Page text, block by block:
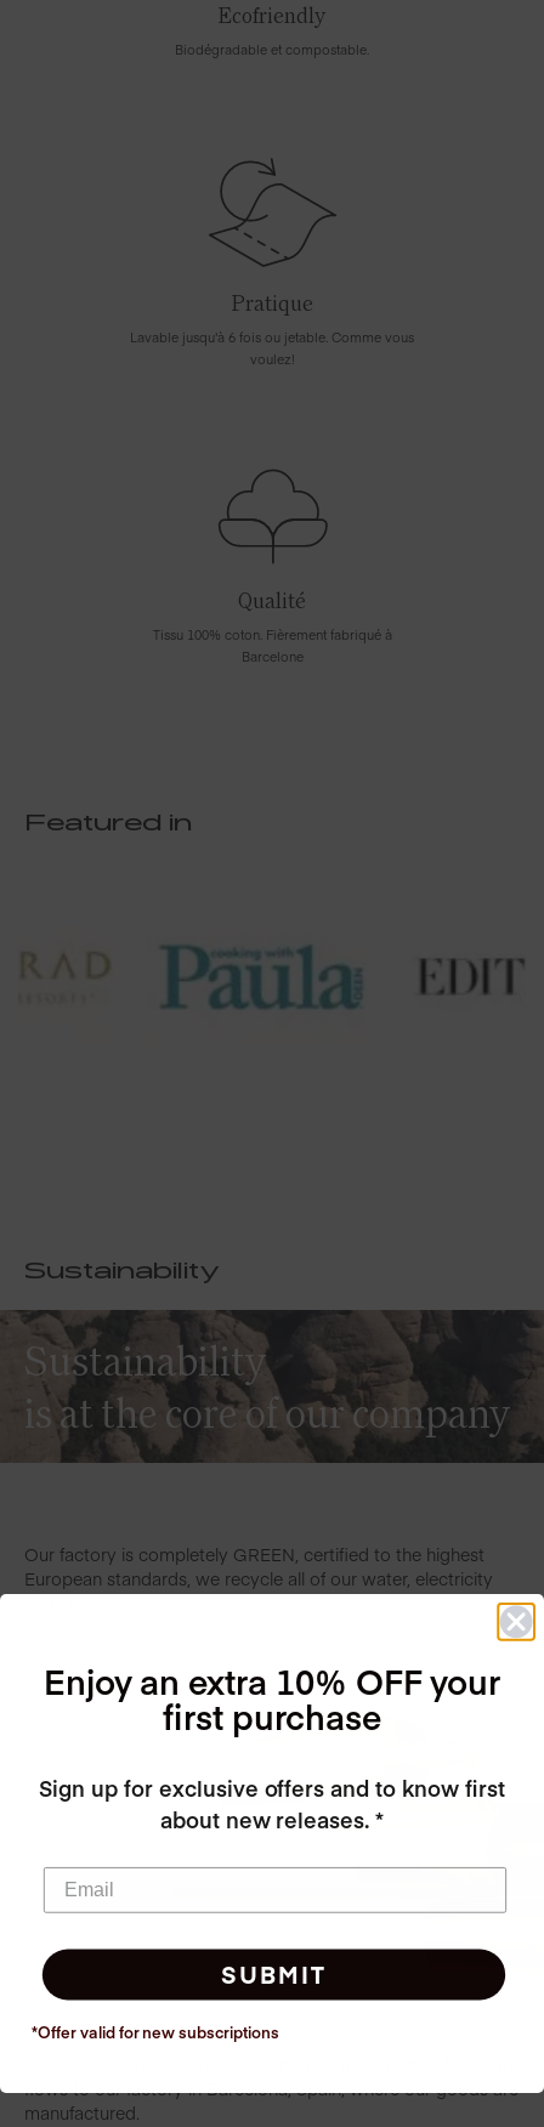
Ecofriendly
Biodégradable et compostable.
Pratique
Lavable jusqu'à 6 fois ou jetable. Comme vous
voulez!
Qualité
Tissu 100% coton. Fièrement fabriqué à
Barcelone
Featured in
Sustainability
Sustainability
is at the core of our company
Our factory is completely GREEN, certified to the highest
European standards, we recycle all of our water, electricity
flows to our factory in Barcelona, Spain, where our goods are
manufactured.
Enjoy an extra 10% OFF your
first purchase
Sign up for exclusive offers and to know first
about new releases. *
SUBMIT
*Offer valid for newsubscriptions